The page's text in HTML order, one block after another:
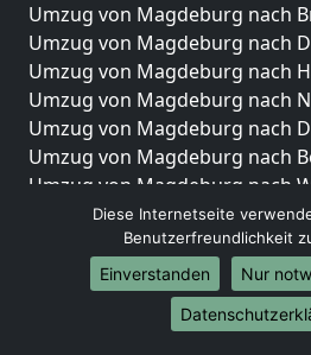
Umzug von Magdeburg nach
Umzug von Magdeburg nach
Umzug von Magdeburg nach
Umzug von Magdeburg nach
Umzug von Magdeburg nach
Umzug von Magdeburg nach
Umzug von Magdeburg nach
Umzug von Magdeburg nach
Umzug von Magdeburg nach
Umzug von Magdeburg nach
Internationale-Umzüge
Diese Internetseite
Benutzerfreundlichkeit
Einverstanden
Nur